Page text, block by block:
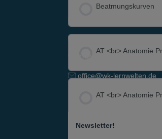
Beatmungs­kurven
AT <br> Anatomie
AT <br> Anatomie
D-89129 Langenau
office@wk-lernwelten.de
Newsletter!